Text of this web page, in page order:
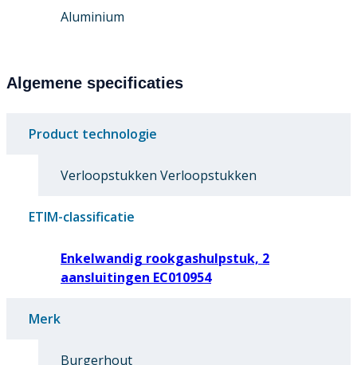
Aluminium
Algemene specificaties
Product technologie
Verloopstukken Verloopstukken
ETIM-classificatie
Enkelwandig rookgashulpstuk, 2
aansluitingen EC010954
Merk
Burgerhout